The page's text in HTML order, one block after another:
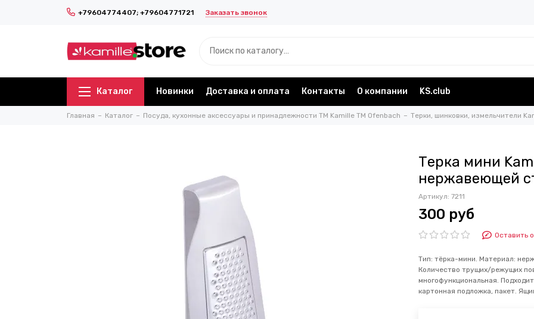
+79604774407; +79604771721 Заказать звонок
Каталог Новинки Доставка и оплата Контакты О компании KS.club
Главная Каталог Посуда, кухонные аксессуары и принадлежности TM Kamille TM Ofenbach Терки, шинковки, измельчители
Терка мини
нержавеющей
Артикул: 7211
300 руб
Оставить
Тип: тёрка-мини. Материал:
Количество трущих/режущих
многофункциональная.
картонная подложка, пакет.